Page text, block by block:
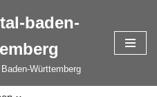
baden-
Württemberg